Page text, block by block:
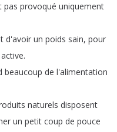
pas provoqué uniquement
d'avoir un poids sain, pour
active.
beaucoup de l'alimentation
naturels disposent
un petit coup de pouce